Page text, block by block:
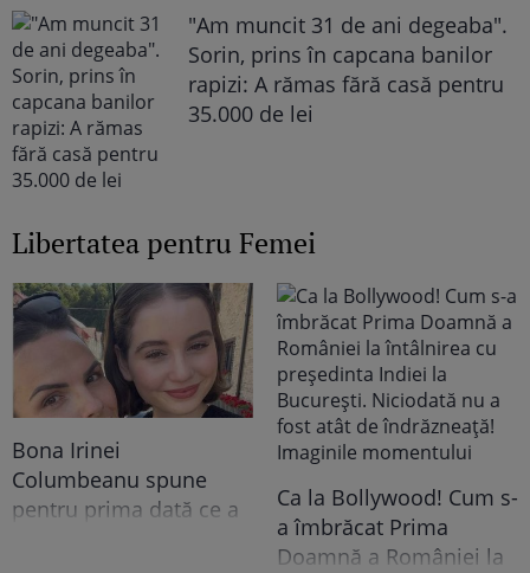
"Am muncit 31 de ani degeaba".
Sorin, prins în capcana banilor
rapizi: A rămas fără casă pentru
35.000 de lei
Libertatea pentru Femei
Bona Irinei
Columbeanu spune
pentru prima dată ce a
Ca la Bollywood! Cum s-
a îmbrăcat Prima
Doamnă a României la